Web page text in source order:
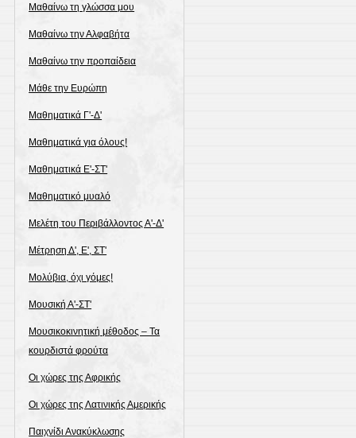
Μαθαίνω τη γλώσσα μου
Μαθαίνω την Αλφαβήτα
Μαθαίνω την προπαίδεια
Μάθε την Ευρώπη
Μαθηματικά Γ'-Δ'
Μαθηματικά για όλους!
Μαθηματικά Ε'-ΣΤ'
Μαθηματικό μυαλό
Μελέτη του Περιβάλλοντος Α'-Δ'
Μέτρηση Δ', Ε', ΣΤ'
Μολύβια, όχι γόμες!
Μουσική Α'-ΣΤ'
Μουσικοκινητική μέθοδος – Τα
κουρδιστά φρούτα
Οι χώρες της Αφρικής
Οι χώρες της Λατινικής Αμερικής
Παιχνίδι Ανακύκλωσης